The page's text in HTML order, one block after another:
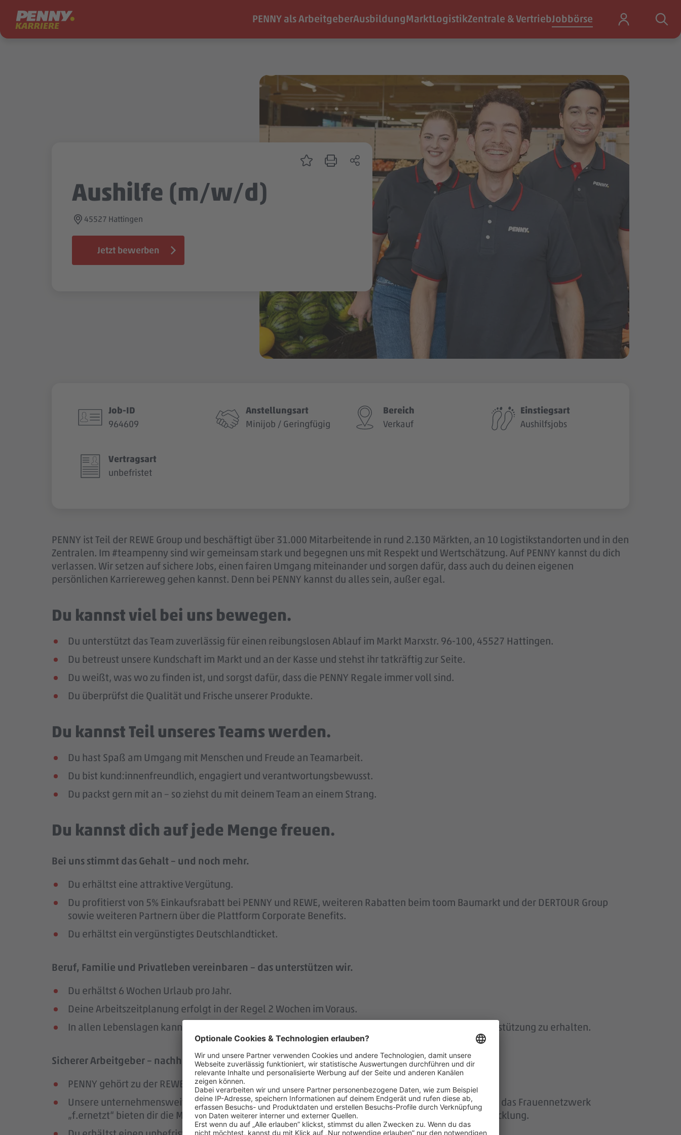
Zum Inhalt springen PENNY als ArbeitgeberAusbildungMarktLogistikZentrale & VertriebJobbörse
Aushilfe (m/w/d)
45527 Hattingen
Jetzt bewerben
Job-ID
964609
Anstellungsart
Minijob / Geringfügig
Bereich
Verkauf
Einstiegsart
Aushilfsjobs
Vertragsart
unbefristet
PENNY ist Teil der REWE Group und beschäftigt über 31.000 Mitarbeitende in rund 2.130 Märkten, an 10 Logistikstandorten und in den
Zentralen. Im #teampenny sind wir gemeinsam stark und begegnen uns mit Respekt und Wertschätzung. Auf PENNY kannst du dich
verlassen. Wir setzen auf sichere Jobs, einen fairen Umgang miteinander und sorgen dafür, dass auch du deinen eigenen
persönlichen Karriereweg gehen kannst. Denn bei PENNY kannst du alles sein, außer egal.
Du kannst viel bei uns bewegen.
Du unterstützt das Team zuverlässig für einen reibungslosen Ablauf im Markt Marxstr. 96-100, 45527 Hattingen.
Du betreust unsere Kundschaft im Markt und an der Kasse und stehst ihr tatkräftig zur Seite.
Du weißt, was wo zu finden ist, und sorgst dafür, dass die PENNY Regale immer voll sind.
Du überprüfst die Qualität und Frische unserer Produkte.
Du kannst Teil unseres Teams werden.
Du hast Spaß am Umgang mit Menschen und Freude an Teamarbeit.
Du bist kund:innenfreundlich, engagiert und verantwortungsbewusst.
Du packst gern mit an – so ziehst du mit deinem Team an einem Strang.
Du kannst dich auf jede Menge freuen.
Bei uns stimmt das Gehalt – und noch mehr.
Du erhältst eine attraktive Vergütung.
Du profitierst von 5% Einkaufsrabatt bei PENNY und REWE, weiteren Rabatten beim toom Baumarkt und der DERTOUR Group
sowie weiteren Partnern über die Plattform Corporate Benefits.
Du erhältst ein vergünstigtes Deutschlandticket.
Beruf, Familie und Privatleben vereinbaren – das unterstützen wir.
Du erhältst 6 Wochen Urlaub pro Jahr.
Deine Arbeitszeitplanung erfolgt in der Regel 2 Wochen im Voraus.
In allen Lebenslagen kannst du dich an geschulte Vertrauenspersonen wenden, um Tipps und Unterstützung zu erhalten.
Sicherer Arbeitgeber – nachhaltig und menschlich.
PENNY gehört zu der REWE Group, einem der größten Arbeitgeber Deutschlands.
Unsere unternehmensweiten Netzwerke wie das LGBTIQ-Netzwerk „DITO – different together“ und das Frauennetzwerk
„f.ernetzt“ bieten dir die Möglichkeit zum Austausch rund um Karriere und persönliche Weiterentwicklung.